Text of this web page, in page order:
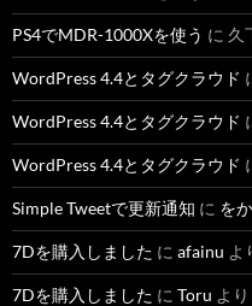
PS4でMDR-1000Xを使う に 久
WordPress 4.4とタグクラウド
WordPress 4.4とタグクラウド
WordPress 4.4とタグクラウド
Simple Tweetで更新通知 に を
7Dを購入しました に afainu よ
7Dを購入しました に Toru より